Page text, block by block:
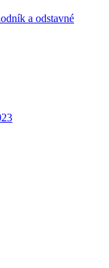
a odstavné